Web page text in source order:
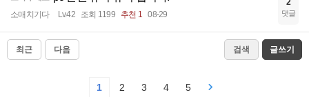
소매치기다 Lv.42 조회 1199 추천 1 08-29
2
댓글
최근 다음 검색 글쓰기
1 2 3 4 5